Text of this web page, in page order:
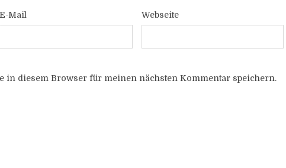
E-Mail Webseite
in diesem Browser für meinen nächsten Kommentar speichern.